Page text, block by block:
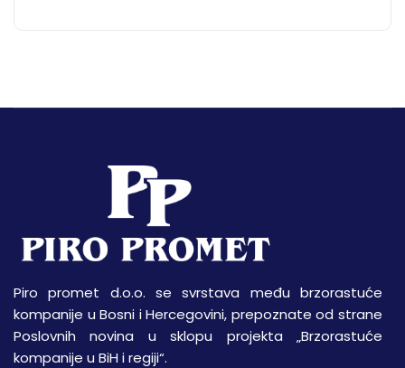
Piro promet d.o.o. se svrstava među brzorastuće
kompanije u Bosni i Hercegovini, prepoznate od strane
Poslovnih novina u sklopu projekta „Brzorastuće
kompanije u BiH i regiji“.